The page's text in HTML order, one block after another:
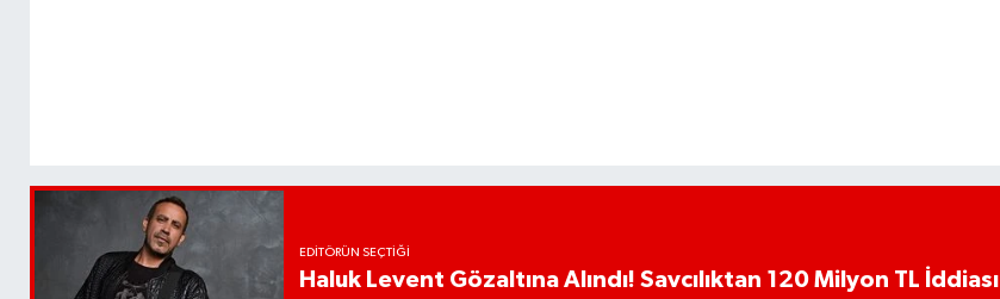
EDITÖRÜN SEÇTIĞI
Haluk Levent Gözaltına Alındı! Savcılıktan 120 Milyon TL İddiası